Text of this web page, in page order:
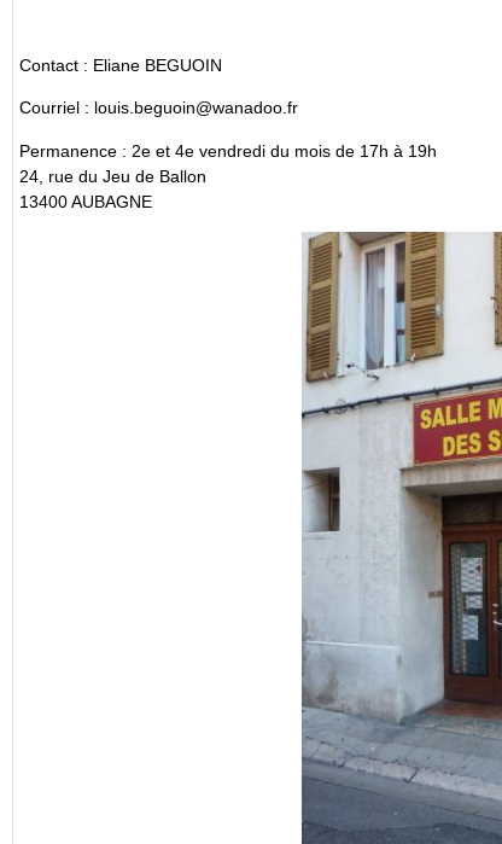
Contact : Eliane BEGUOIN
Courriel : louis.beguoin@wanadoo.fr
Permanence : 2e et 4e vendredi du mois de 17h à 19h
24, rue du Jeu de Ballon
13400 AUBAGNE